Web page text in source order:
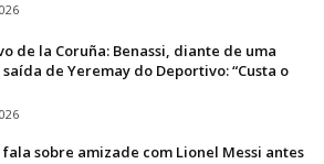
de la Coruña: Benassi, diante de uma
de Yeremay do Deportivo: “Custa o
sobre amizade com Lionel Messi antes